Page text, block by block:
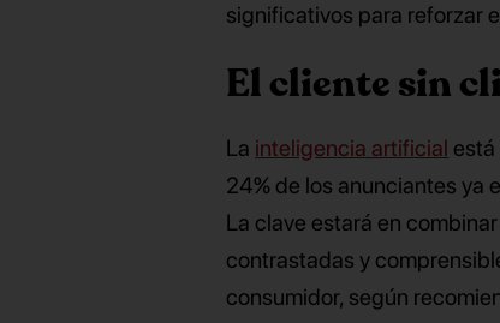
significativos para reforzar
El cliente sin
La inteligencia artificial
24% de los anunciantes ya
La clave estará en
contrastadas y
consumidor, según